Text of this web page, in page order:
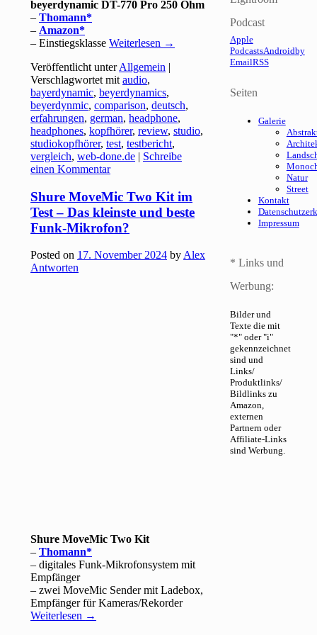
beyerdynamic DT-770 Pro 250 Ohm
–Thomann
– Amazon
– EinstiegsklasseWeiterlesen →
Veröffentlicht unter Allgemein |
Verschlagwortet mit audio,
bayerdynamic,beyerdynamics,
beyerdynmic,comparison,deutsch,
erfahrungen, german,headphone,
headphones,kopfhörer,review,studio,
studiokopfhörer,test,testbericht,
vergleich,web-done.de | Schreibe
einen Kommentar
Shure MoveMic Two Kit im
Test – Das kleinste und beste
Funk-Mikrofon?
Posted on 17. November 2024 by Alex
Antworten
Shure MoveMic Two Kit
–Thomann
– digitales Funk-Mikrofonsystem mit
Empfänger
– zwei MoveMic Sender mit Ladebox,
Empfänger für Kameras/Rekorder
Weiterlesen →
Podcast
Apple
PodcastsAndroidby
EmailRSS
Seiten
Galerie
Natur
Street
Kontakt
Impressum
* Links und
Werbung:
Bilder und
Texte die mit
"*" oder "i"
gekennzeichnet
sind und
Links/
Produktlinks/
Bildlinks zu
Amazon,
externen
Partnern oder
Affiliate-Links
sind Werbung.